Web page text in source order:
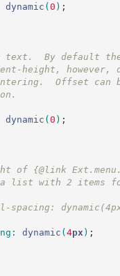
dynamic (0 ) ;
text.  By default
height, however,
Offset can be
dynamic (0 ) ;
of {@link
a list with 2
spacing:
: dynamic (4px ) ;